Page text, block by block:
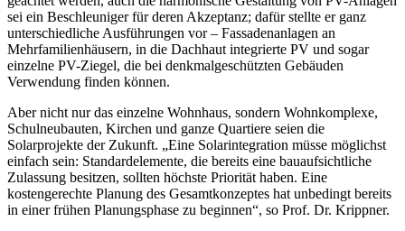
sei ein Beschleuniger für deren Akzeptanz; dafür stellte er ganz
unterschiedliche Ausführungen vor – Fassadenanlagen an
Mehrfamilienhäusern, in die Dachhaut integrierte PV und sogar
einzelne PV-Ziegel, die bei denkmalgeschützten Gebäuden
Verwendung finden können.
Aber nicht nur das einzelne Wohnhaus, sondern Wohnkomplexe,
Schulneubauten, Kirchen und ganze Quartiere seien die
Solarprojekte der Zukunft. „Eine Solarintegration müsse möglichst
einfach sein: Standardelemente, die bereits eine bauaufsichtliche
Zulassung besitzen, sollten höchste Priorität haben. Eine
kostengerechte Planung des Gesamtkonzeptes hat unbedingt bereits
in einer frühen Planungsphase zu beginnen“, so Prof. Dr. Krippner.